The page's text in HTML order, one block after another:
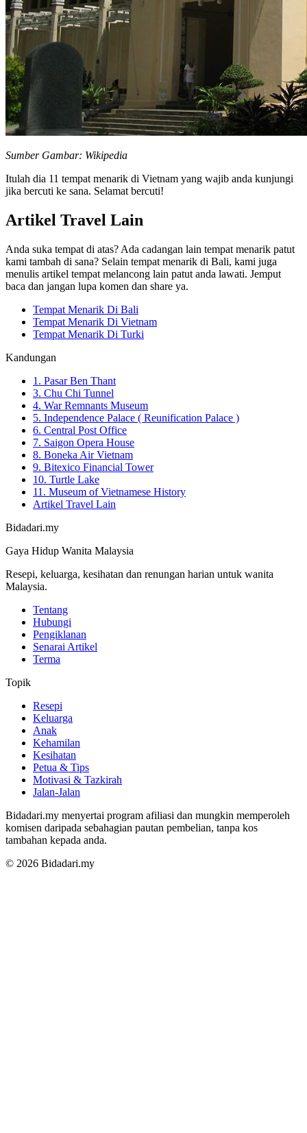
Sumber Gambar: Wikipedia
Itulah dia 11 tempat menarik di Vietnam yang wajib anda kunjungi
jika bercuti ke sana. Selamat bercuti!
Artikel Travel Lain
Anda suka tempat di atas? Ada cadangan lain tempat menarik patut
kami tambah di sana? Selain tempat menarik di Bali, kami juga
menulis artikel tempat melancong lain patut anda lawati. Jemput
baca dan jangan lupa komen dan share ya.
Tempat Menarik Di Bali
Tempat Menarik Di Vietnam
Tempat Menarik Di Turki
Kandungan
1. Pasar Ben Thant
3. Chu Chi Tunnel
4. War Remnants Museum
5. Independence Palace ( Reunification Palace )
6. Central Post Office
7. Saigon Opera House
8. Boneka Air Vietnam
9. Bitexico Financial Tower
10. Turtle Lake
11. Museum of Vietnamese History
Artikel Travel Lain
Bidadari.my
Gaya Hidup Wanita Malaysia
Resepi, keluarga, kesihatan dan renungan harian untuk wanita
Malaysia.
Tentang
Hubungi
Pengiklanan
Senarai Artikel
Terma
Topik
Resepi
Keluarga
Anak
Kehamilan
Kesihatan
Petua & Tips
Motivasi & Tazkirah
Jalan-Jalan
Bidadari.my menyertai program afiliasi dan mungkin memperoleh
komisen daripada sebahagian pautan pembelian, tanpa kos
tambahan kepada anda.
© 2026 Bidadari.my